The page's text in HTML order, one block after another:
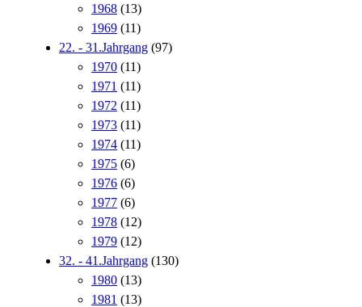
1968 (13)
1969 (11)
22. - 31.Jahrgang (97)
1970 (11)
1971 (11)
1972 (11)
1973 (11)
1974 (11)
1975 (6)
1976 (6)
1977 (6)
1978 (12)
1979 (12)
32. - 41.Jahrgang (130)
1980 (13)
1981 (13)